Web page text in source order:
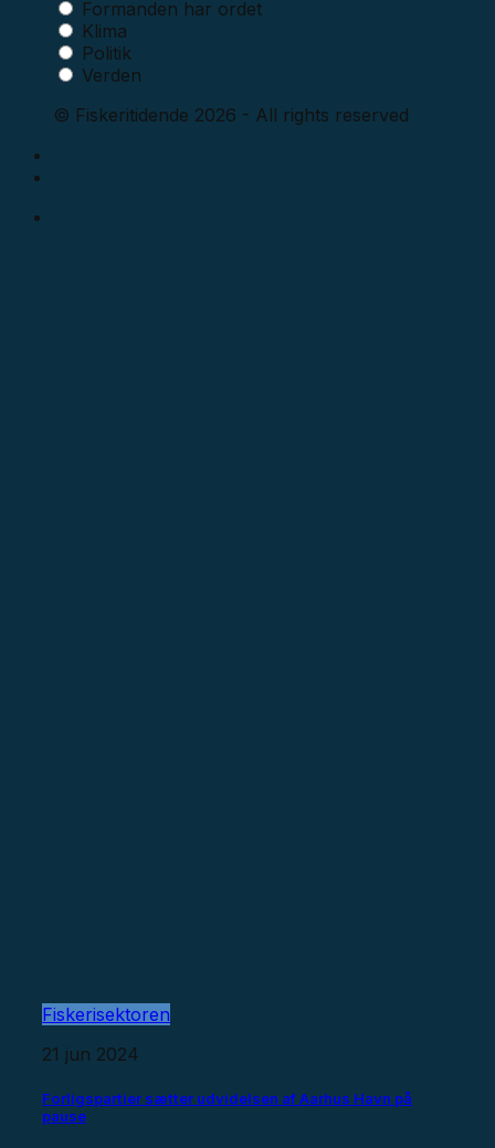
Formanden har ordet
Klima
Politik
Verden
© Fiskeritidende 2026 - All rights reserved
Fiskerisektoren
21 jun 2024
Forligspartier sætter udvidelsen af Aarhus Havn på
pause